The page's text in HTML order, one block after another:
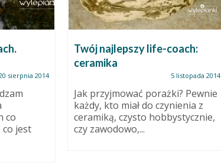
sierpnia 2014
co
jest
Twój najlepszy life-coach:
ceramika
5 listopada 2014
Jak przyjmować porażki? Pewnie
każdy, kto miał do czynienia z
ceramiką, czysto hobbystycznie,
czy zawodowo,...